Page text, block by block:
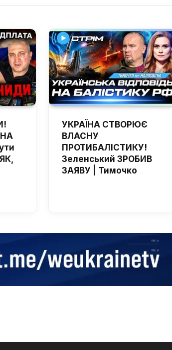
УКРАЇНА СТВОРЮЄ
ВЛАСНУ
ПРОТИБАЛІСТИКУ!
Зеленський ЗРОБИВ
ЗАЯВУ | Тимочко